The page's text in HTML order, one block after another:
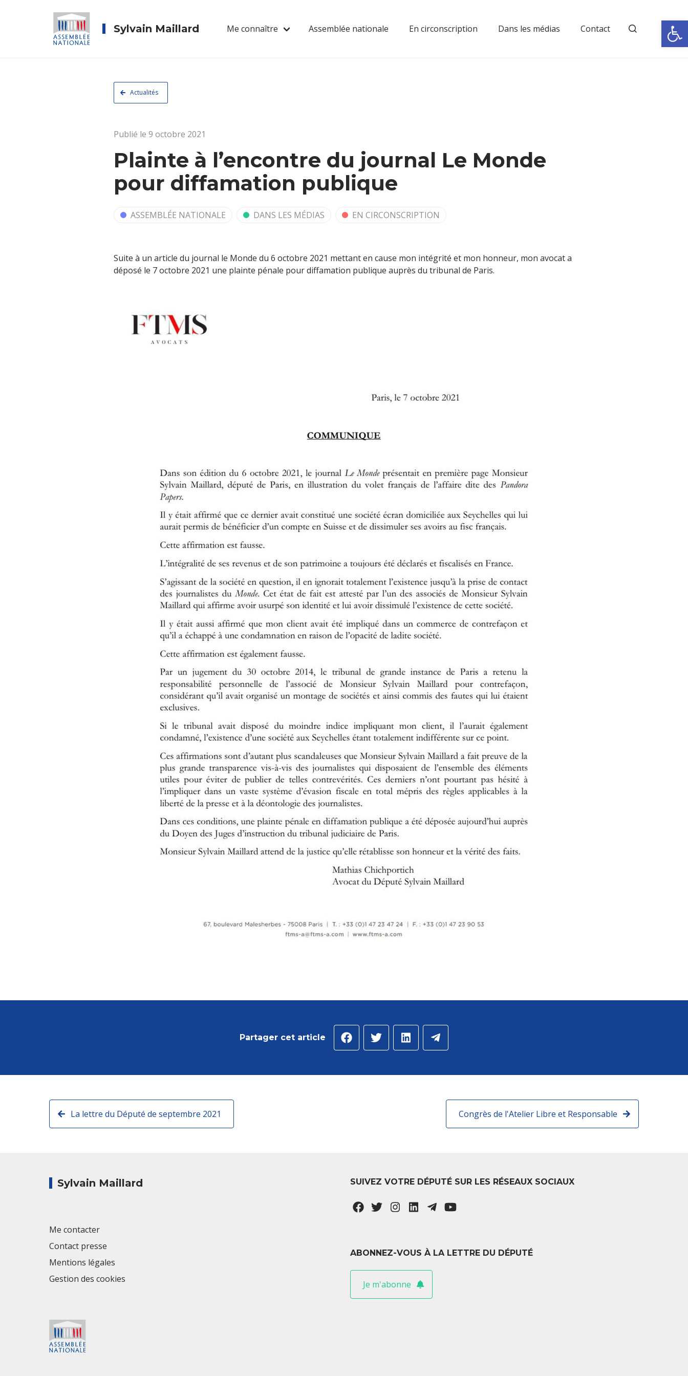
Ouvrir
Sylvain Maillard Me connaître Assemblée nationale En circonscription Dans les médias Contact
Actualités
Publié le 9 octobre 2021
Plainte à l’encontre du journal Le Monde
pour diffamation publique
ASSEMBLÉE NATIONALE DANS LES MÉDIAS EN CIRCONSCRIPTION
Suite à un article du journal le Monde du 6 octobre 2021 mettant en cause mon intégrité et mon honneur, mon avocat a
déposé le 7 octobre 2021 une plainte pénale pour diffamation publique auprès du tribunal de Paris.
Partager cet article
La lettre du Député de septembre 2021 Congrès de l'Atelier Libre et Responsable
Sylvain Maillard
Me contacter
Contact presse
Mentions légales
Gestion des cookies
SUIVEZ VOTRE DÉPUTÉ SUR LES RÉSEAUX SOCIAUX
ABONNEZ-VOUS À LA LETTRE DU DÉPUTÉ
Je m'abonne